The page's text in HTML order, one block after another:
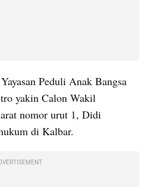
Peduli Anak Bangsa
yakin Calon Wakil
nomor urut 1, Didi
di Kalbar.